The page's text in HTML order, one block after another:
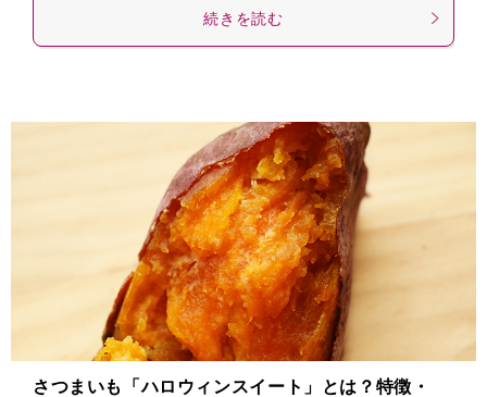
続きを読む
さつまいも「ハロウィンスイート」とは？特徴・